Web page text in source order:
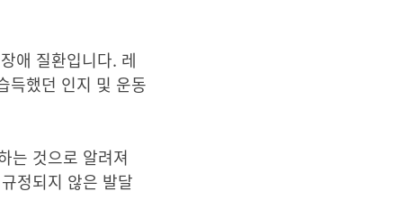
애 질환입니다. 레
득했던 인지 및 운동
는 것으로 알려져
정되지 않은 발달